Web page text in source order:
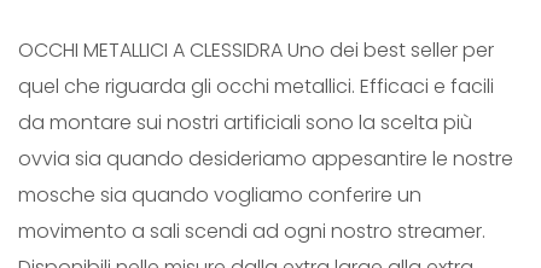
M
B
B
E
L
E
OCCHI METALLICI A CLESSIDRA Uno dei best seller per
quel che riguarda gli occhi metallici. Efficaci e facili
da montare sui nostri artificiali sono la scelta più
ovvia sia quando desideriamo appesantire le nostre
mosche sia quando vogliamo conferire un
movimento a sali scendi ad ogni nostro streamer.